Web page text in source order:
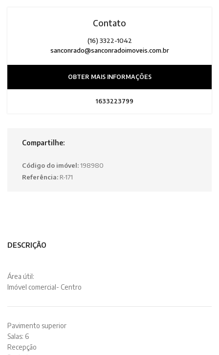
Contato
(16) 3322-1042
sanconrado@sanconradoimoveis.com.br
OBTER MAIS INFORMAÇÕES
1633223799
Compartilhe:
Código do imóvel:198980
Referência: R-171
DESCRIÇÃO
Área útil:
Imóvel comercial- Centro
Pavimento superior
Salas: 6
Recepção